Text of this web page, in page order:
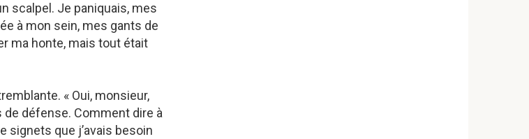
scalpel. Je paniquais, mes
à mon sein, mes gants de
ma honte, mais tout était
« Oui, monsieur,
de défense. Comment dire à
signets que j’avais besoin